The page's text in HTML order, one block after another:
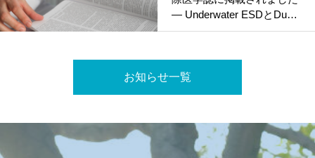
― Underwater ESDとDual-
approach ESDの体系的整
お知らせ一覧